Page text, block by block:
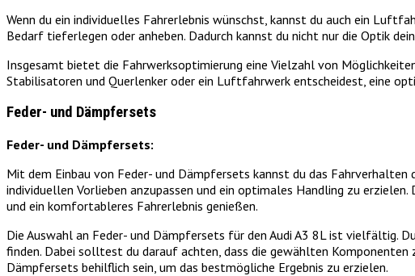
Wenn du ein individuelles Fahrerlebnis wünschst, kannst du auch ein
Bedarf tieferlegen oder anheben. Dadurch kannst du nicht nur die Optik
Insgesamt bietet die Fahrwerksoptimierung eine Vielzahl von
Stabilisatoren und Querlenker oder ein Luftfahrwerk entscheidest, eine
Feder- und Dämpfersets
Feder- und Dämpfersets:
Mit dem Einbau von Feder- und Dämpfersets kannst du das Fahrverhalten
individuellen Vorlieben anzupassen und ein optimales Handling zu
und ein komfortableres Fahrerlebnis genießen.
Die Auswahl an Feder- und Dämpfersets für den Audi A3 8L ist vielfältig.
finden. Dabei solltest du darauf achten, dass die gewählten Komponenten
Dämpfersets behilflich sein, um das bestmögliche Ergebnis zu erzielen.